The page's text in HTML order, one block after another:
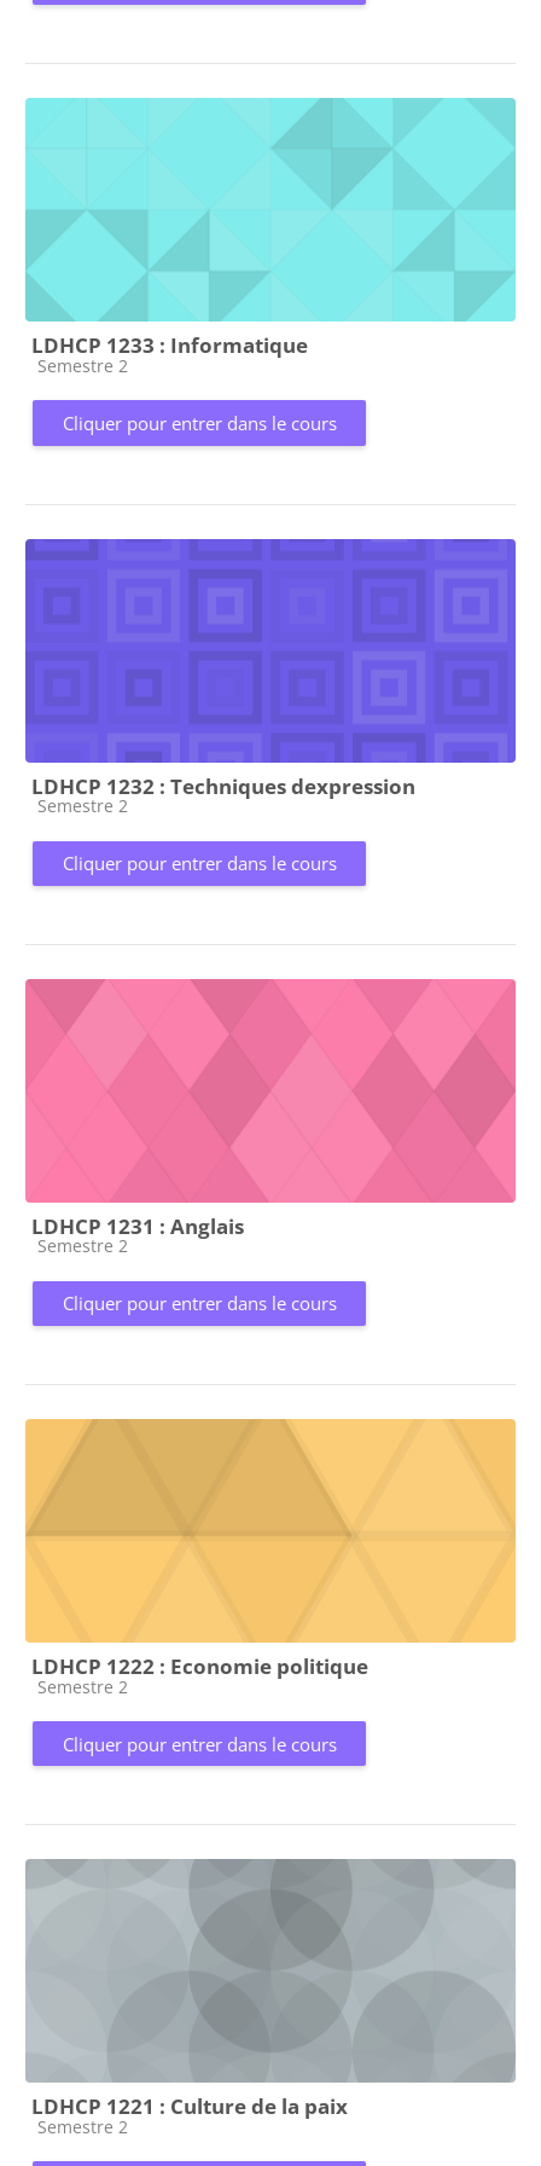
LDHCP 1233 : Informatique
Catégorie de cours
Semestre 2
Cliquer pour entrer dans le cours
LDHCP 1232 : Techniques dexpression
Catégorie de cours
Semestre 2
Cliquer pour entrer dans le cours
LDHCP 1231 : Anglais
Catégorie de cours
Semestre 2
Cliquer pour entrer dans le cours
LDHCP 1222 : Economie politique
Catégorie de cours
Semestre 2
Cliquer pour entrer dans le cours
LDHCP 1221 : Culture de la paix
Catégorie de cours
Semestre 2